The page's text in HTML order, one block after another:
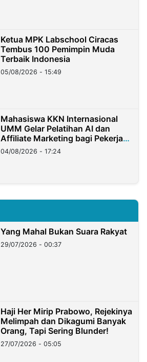
Ketua MPK Labschool Ciracas
Tembus 100 Pemimpin Muda
Terbaik Indonesia
05/08/2026 - 15:49
Mahasiswa KKN Internasional
UMM Gelar Pelatihan AI dan
Affiliate Marketing bagi Pekerja
Migran Indonesia di Taiwan
04/08/2026 - 17:24
Yang Mahal Bukan Suara Rakyat
29/07/2026 - 00:37
Haji Her Mirip Prabowo, Rejekinya
Melimpah dan Dikagumi Banyak
Orang, Tapi Sering Blunder!
27/07/2026 - 05:05